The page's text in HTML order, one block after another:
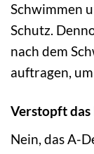
Schwimmen
Schutz.
nach dem
auftragen,
Verstopft das
Nein, das A-